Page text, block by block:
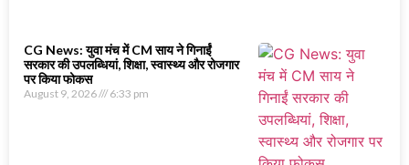
CG News: युवा मंच में CM साय ने गिनाईं
सरकार की उपलब्धियां, शिक्षा, स्वास्थ्य और रोजगार
पर किया फोकस
August 9, 2026 6:33 pm